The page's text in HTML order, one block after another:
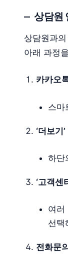
상담원
상담원과
아래 과정
카카오
스마
‘더보기
하단
‘고객센
여러
선택
전화문